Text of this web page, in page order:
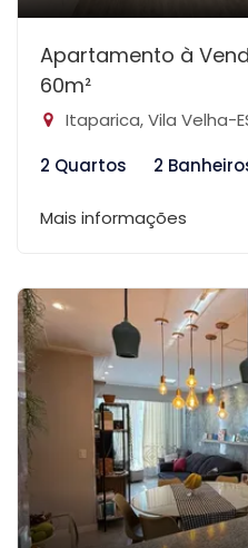
Apartamento à
60m²
Itaparica, Vila Velha-
2 Quartos
2
Mais informações